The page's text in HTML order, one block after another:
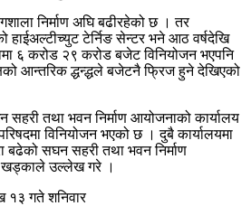
निर्माण अघि बढीरहेको छ । तर
हाईअल्टीच्युट टेर्निङ सेन्टर भने आठ वर्षदेखि
६ करोड २९ करोड बजेट विनियोजन भएपनि
आन्तरिक द्धन्द्धले बजेटनै फ्रिज हुने देखिएको
तथा भवन निर्माण आयोजनाको कार्यालय
विनियोजन भएको छ । दुबै कार्यालयमा
बढेको सघन सहरी तथा भवन निर्माण
खड्काले उल्लेख गरे ।
१३ गते शनिवार